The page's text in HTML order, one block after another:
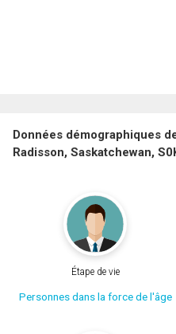
Données démographiques
Radisson, Saskatchewan,
Étape de vie
Personnes dans la force de l'âge